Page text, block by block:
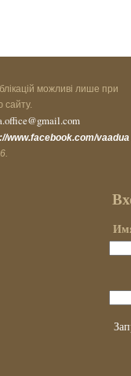
можливі лише при
сайту.
www.facebook.com/vaadua